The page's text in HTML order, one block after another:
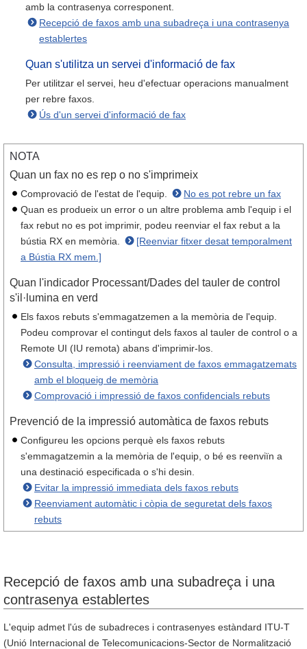
amb la contrasenya corresponent.
Recepció de faxos amb una subadreça i una contrasenya
establertes
Quan s'utilitza un servei d'informació de fax
Per utilitzar el servei, heu d'efectuar operacions manualment
per rebre faxos.
Ús d'un servei d'informació de fax
NOTA
Quan un fax no es rep o no s'imprimeix
Comprovació de l'estat de l'equip.
No es pot rebre un fax
Quan es produeix un error o un altre problema amb l'equip i el
fax rebut no es pot imprimir, podeu reenviar el fax rebut a la
bústia RX en memòria.
[Reenviar fitxer desat temporalment
a Bústia RX mem.]
Quan l'indicador Processant/Dades del tauler de control
s'il·lumina en verd
Els faxos rebuts s'emmagatzemen a la memòria de l'equip.
Podeu comprovar el contingut dels faxos al tauler de control o a
Remote UI (IU remota) abans d'imprimir-los.
Consulta, impressió i reenviament de faxos emmagatzemats
amb el bloqueig de memòria
Comprovació i impressió de faxos confidencials rebuts
Prevenció de la impressió automàtica de faxos rebuts
Configureu les opcions perquè els faxos rebuts
s'emmagatzemin a la memòria de l'equip, o bé es reenviïn a
una destinació especificada o s'hi desin.
Evitar la impressió immediata dels faxos rebuts
Reenviament automàtic i còpia de seguretat dels faxos
rebuts
Recepció de faxos amb una subadreça i una
contrasenya establertes
L'equip admet l'ús de subadreces i contrasenyes estàndard ITU-T
(Unió Internacional de Telecomunicacions-Sector de Normalització